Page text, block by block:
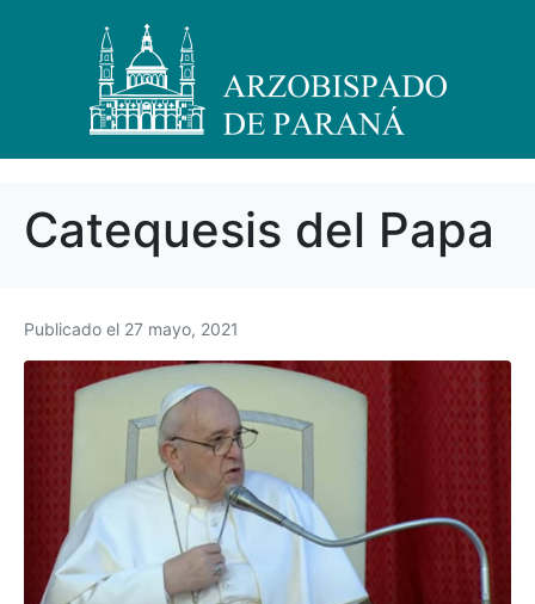
Catequesis del Papa
Publicado el 27 mayo, 2021